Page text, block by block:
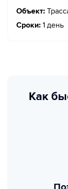
Объект:
Сроки: 1 день
Как